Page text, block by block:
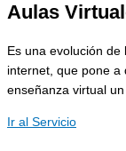
Aulas
Es una evolución
internet, que pone a
enseñanza virtual
Ir al Servicio